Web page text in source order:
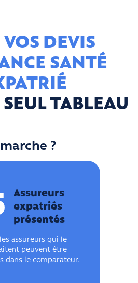
DEVIS
SANTÉ
TABLEAU
?
Assureurs
expatriés
présentés
assureurs qui le
peuvent être
dans le comparateur.